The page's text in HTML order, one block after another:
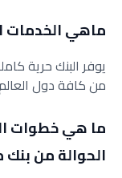
ماهي الخدمات
يوفر البنك حرية
من كافة دول
ما هي خطوات
الحوالة من